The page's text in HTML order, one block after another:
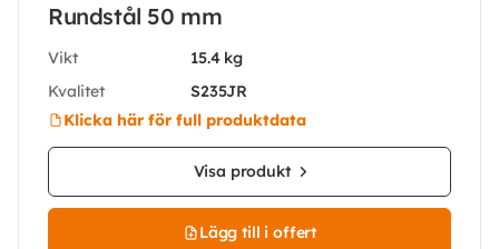
Rundstål 50 mm
Vikt
15.4 kg
Kvalitet
S235JR
Klicka här för full produktdata
Visa produkt
Lägg till i offert